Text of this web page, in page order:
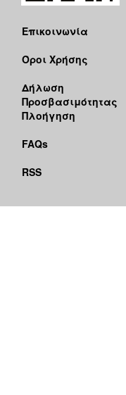
Επικοινωνία
Όροι Χρήσης
Δήλωση
Προσβασιμότητας
Πλοήγηση
FAQs
RSS